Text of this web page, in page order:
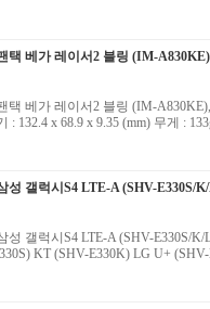
택 베가 레이서2 블링 (IM-
택 베가 레이서2 블링 (IM-
: 132.4 x 68.9 x 9.35 (mm) 무게 :
성 갤럭시S4 LTE-A (SHV-E330S/
성 갤럭시S4 LTE-A (SHV-E330S/
KT (SHV-E330K) LG U+